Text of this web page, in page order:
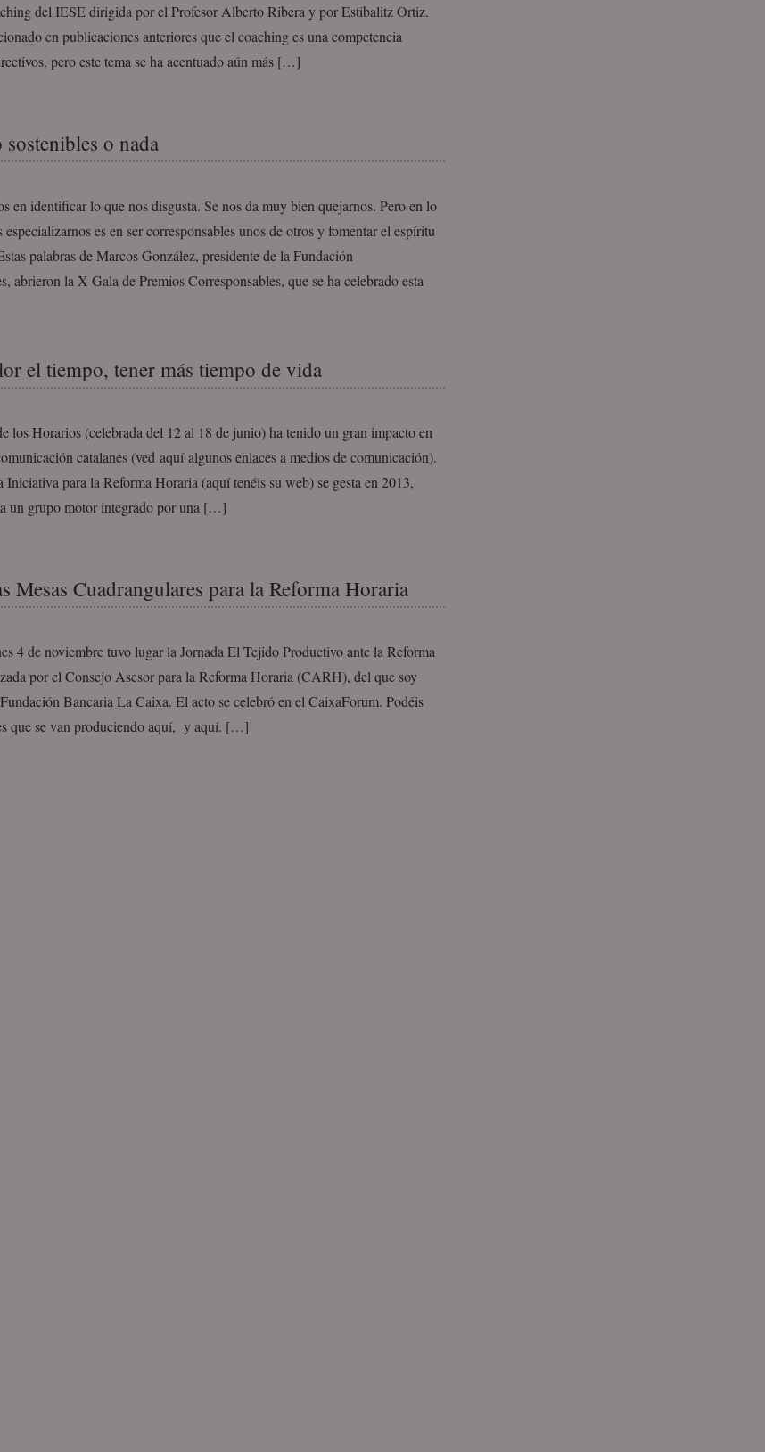
del IESE dirigida por el Profesor Alberto Ribera y por Estibalitz Ortiz.
en publicaciones anteriores que el coaching es una competencia
pero este tema se ha acentuado aún más […]
sostenibles o nada
en identificar lo que nos disgusta. Se nos da muy bien quejarnos. Pero en lo
especializarnos es en ser corresponsables unos de otros y fomentar el espíritu
palabras de Marcos González, presidente de la Fundación
abrieron la X Gala de Premios Corresponsables, que se ha celebrado esta
el tiempo, tener más tiempo de vida
los Horarios (celebrada del 12 al 18 de junio) ha tenido un gran impacto en
catalanes (ved aquí algunos enlaces a medios de comunicación).
Iniciativa para la Reforma Horaria (aquí tenéis su web) se gesta en 2013,
un grupo motor integrado por una […]
Mesas Cuadrangulares para la Reforma Horaria
4 de noviembre tuvo lugar la Jornada El Tejido Productivo ante la Reforma
por el Consejo Asesor para la Reforma Horaria (CARH), del que soy
Bancaria La Caixa. El acto se celebró en el CaixaForum. Podéis
que se van produciendo aquí, y aquí. […]